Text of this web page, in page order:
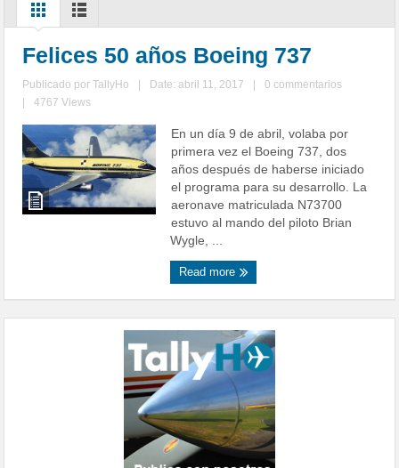
Felices 50 años Boeing 737
Publicado porTallyHo Date: abril 11, 2017
0 commentarios
4767 Views
En un día 9 de abril, volaba por
primera vez el Boeing 737, dos
años después de haberse iniciado
el programa para su desarrollo. La
aeronave matriculada N73700
estuvo al mando del piloto Brian
Wygle, ...
Read more